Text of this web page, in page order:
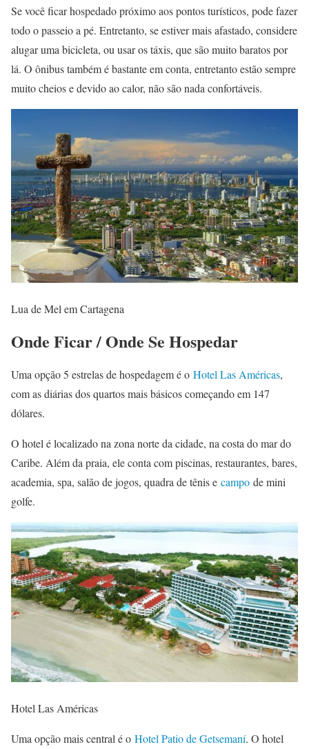
Se você ficar hospedado próximo aos pontos turísticos, pode fazer
todo o passeio a pé. Entretanto, se estiver mais afastado, considere
alugar uma bicicleta, ou usar os táxis, que são muito baratos por
lá. O ônibus também é bastante em conta, entretanto estão sempre
muito cheios e devido ao calor, não são nada confortáveis.
Lua de Mel em Cartagena
Onde Ficar / Onde Se Hospedar
Uma opção 5 estrelas de hospedagem é o Hotel Las Américas,
com as diárias dos quartos mais básicos começando em 147
dólares.
O hotel é localizado na zona norte da cidade, na costa do mar do
Caribe. Além da praia, ele conta com piscinas, restaurantes, bares,
academia, spa, salão de jogos, quadra de tênis e campo de mini
golfe.
Hotel Las Américas
Uma opção mais central é o Hotel Patio de Getsemaní. O hotel